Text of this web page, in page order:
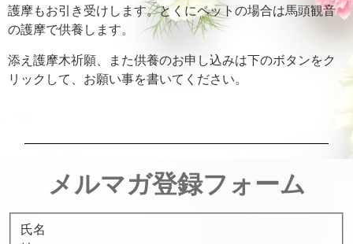
護摩もお引き受けします。とくにペットの場合は馬頭観音
の護摩で供養します。
添え護摩木祈願、また供養のお申し込みは下のボタンをク
リックして、お願い事を書いてください。
メルマガ登録フォーム
氏名